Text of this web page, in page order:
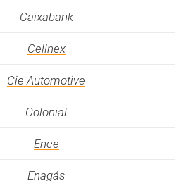
Caixabank
Cellnex
Cie Automotive
Colonial
Ence
Enagás